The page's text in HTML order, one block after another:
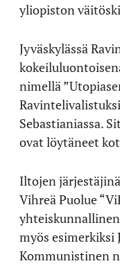
yliopiston
Jyväskylässä
nimellä
Sebastianiassa.
ovat löytäneet
Iltojen
Vihreä Puolue
myös esimerkiksi
Kommunistinen